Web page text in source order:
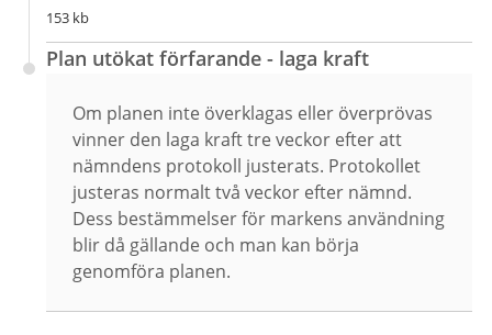
153 kb
Plan utökat förfarande - laga kraft
Om planen inte överklagas eller överprövas
vinner den laga kraft tre veckor efter att
nämndens protokoll justerats. Protokollet
justeras normalt två veckor efter nämnd.
Dess bestämmelser för markens användning
blir då gällande och man kan börja
genomföra planen.